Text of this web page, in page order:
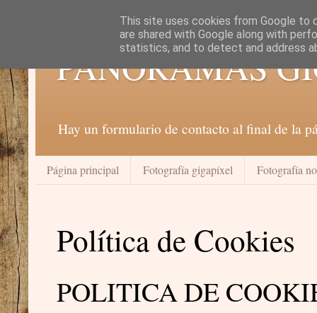
PANORAMAS
Hay un formulario de contacto al final de la
Página principal Fotografía gigapíxel Fotografía
Política de Cookies
POLITICA DE
This site uses cookies from Google to
are shared with Google along with
statistics, and to detect and address